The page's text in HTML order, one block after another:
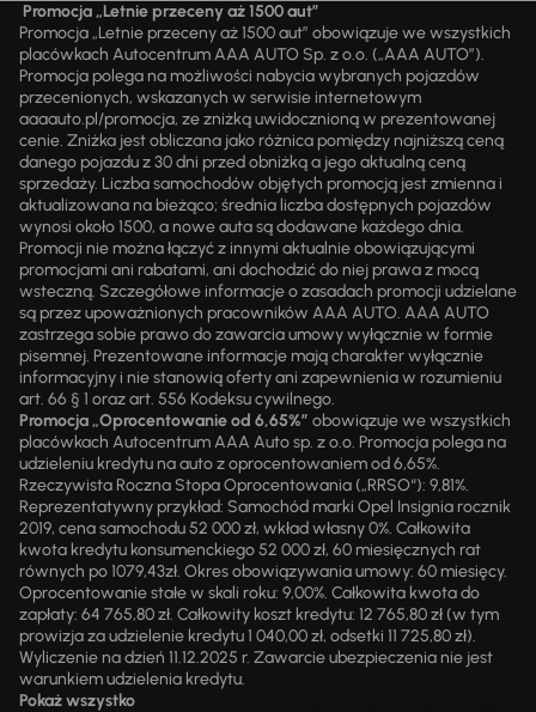
Promocja „Letnie przeceny aż 1500 aut”
Promocja „Letnie przeceny aż 1500 aut” obowiązuje we wszystkich
placówkach Autocentrum AAA AUTO Sp. z o.o. („AAA AUTO”).
Promocja polega na możliwości nabycia wybranych pojazdów
przecenionych, wskazanych w serwisie internetowym
aaaauto.pl/promocja, ze zniżką uwidocznioną w prezentowanej
cenie. Zniżka jest obliczana jako różnica pomiędzy najniższą ceną
danego pojazdu z 30 dni przed obniżką a jego aktualną ceną
sprzedaży. Liczba samochodów objętych promocją jest zmienna i
aktualizowana na bieżąco; średnia liczba dostępnych pojazdów
wynosi około 1500, a nowe auta są dodawane każdego dnia.
Promocji nie można łączyć z innymi aktualnie obowiązującymi
promocjami ani rabatami, ani dochodzić do niej prawa z mocą
wsteczną. Szczegółowe informacje o zasadach promocji udzielane
są przez upoważnionych pracowników AAA AUTO. AAA AUTO
zastrzega sobie prawo do zawarcia umowy wyłącznie w formie
pisemnej. Prezentowane informacje mają charakter wyłącznie
informacyjny i nie stanowią oferty ani zapewnienia w rozumieniu
art. 66 § 1 oraz art. 556 Kodeksu cywilnego.
Promocja „Oprocentowanie od 6,65%” obowiązuje we wszystkich
placówkach Autocentrum AAA Auto sp. z o.o. Promocja polega na
udzieleniu kredytu na auto z oprocentowaniem od 6,65%.
Rzeczywista Roczna Stopa Oprocentowania („RRSO“): 9,81%.
Reprezentatywny przykład: Samochód marki Opel Insignia rocznik
2019, cena samochodu 52 000 zł, wkład własny 0%. Całkowita
kwota kredytu konsumenckiego 52 000 zł, 60 miesięcznych rat
równych po 1079,43zł. Okres obowiązywania umowy: 60 miesięcy.
Oprocentowanie stałe w skali roku: 9,00%. Całkowita kwota do
zapłaty: 64 765,80 zł. Całkowity koszt kredytu: 12 765,80 zł (w tym
prowizja za udzielenie kredytu 1 040,00 zł, odsetki 11 725,80 zł).
Wyliczenie na dzień 11.12.2025 r. Zawarcie ubezpieczenia nie jest
warunkiem udzielenia kredytu.
Pokaż wszystko